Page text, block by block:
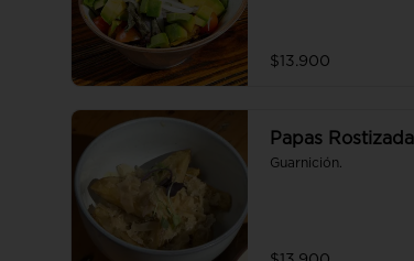
$13.900
Papas
Guarnición.